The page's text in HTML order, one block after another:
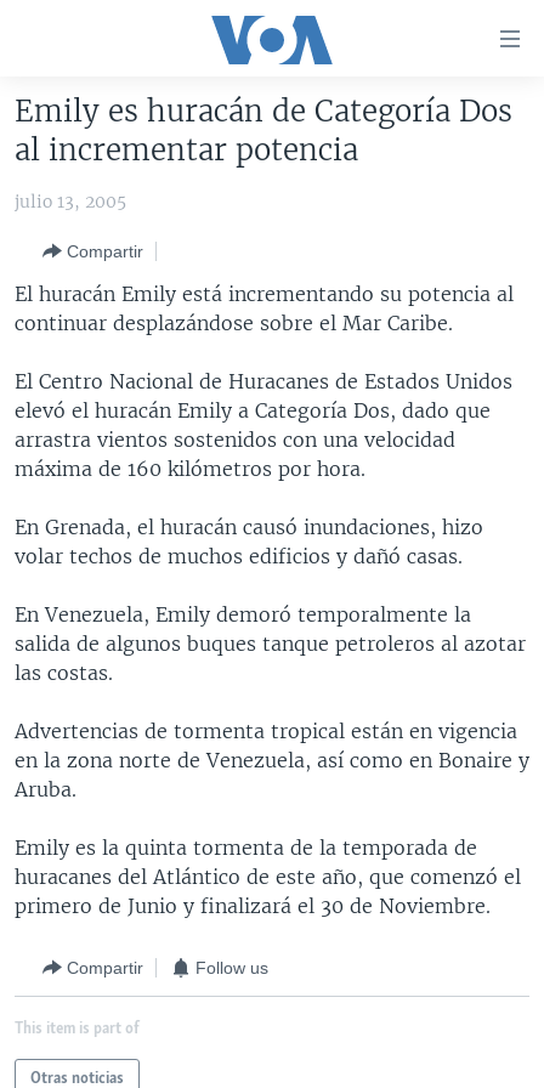
accesibilidad
Salte
contenido
principal
Salte
navegador
principal
búsqueda
AMÉRICA DEL NORTE
MÉXICO
HAITÍ
ELECCIONES EEUU
VOTO DIVIDIDO
VOA VERIFICA
VOA VERIFICA UCRANIA/RUSIA
VOA VERIFICA INMIGRACIÓN
AMÉRICA LATINA
ARGENTINA
COLOMBIA
CHILE
PERÚ
ECUADOR
VENEZUELA
BRASIL
CHINA EN AMÉRICA LATINA
COSTA RICA
EL SALVADOR
GUATEMALA
HONDURAS
NICARAGUA
OTRAS SECCIONES
INMIGRACIÓN
LIBERTAD DE PRENSA
MUNDO
ECONOMÍA
ENTRETENIMIENTO Y CULTURA
TECNOLOGÍA
CIENCIA Y SALUD
ESPECIALES DE LA VOA
LIBERTAD DE PRENSA
UCRANIA
MULTIMEDIA
VIDEOS
FOTOGRAFÍA
PROGRAMAS TV
EL MUNDO AL DÍA
VISIÓN 360
LAS CLAVES
RADIO
AUDIONOTICIAS
BUENOS DÍAS AMÉRICA
EL MUNDO AL DÍA [RADIO]
FORO [RADIO]
DEPORTIVO INTERNACIONAL
NOTA ECONÓMICA
DOCUMENTALES DE LA VOA
SÍGANOS
Emily es huracán de Categoría Dos
al incrementar potencia
julio 13, 2005
Compartir
El huracán Emily está incrementando su potencia al
continuar desplazándose sobre el Mar Caribe.
El Centro Nacional de Huracanes de Estados Unidos
elevó el huracán Emily a Categoría Dos, dado que
arrastra vientos sostenidos con una velocidad
máxima de 160 kilómetros por hora.
En Grenada, el huracán causó inundaciones, hizo
volar techos de muchos edificios y dañó casas.
En Venezuela, Emily demoró temporalmente la
salida de algunos buques tanque petroleros al azotar
las costas.
Advertencias de tormenta tropical están en vigencia
en la zona norte de Venezuela, así como en Bonaire y
Aruba.
Emily es la quinta tormenta de la temporada de
huracanes del Atlántico de este año, que comenzó el
primero de Junio y finalizará el 30 de Noviembre.
Compartir Follow us
This item is part of
Otras noticias